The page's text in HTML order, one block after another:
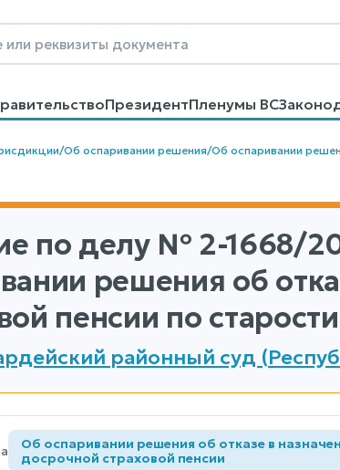
ПрезидентПленумы ВС
КонтактыПомощьПоиск
/Об оспаривании решения/Об оспаривании
по делу № 2-1668/
решения об
пенсии по
районный суд
Об оспаривании решения об отказе в
досрочной страховой пенсии